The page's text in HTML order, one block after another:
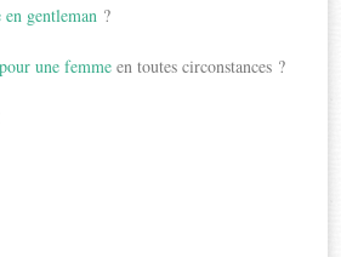
gentleman ?
une femme en toutes circonstances ?